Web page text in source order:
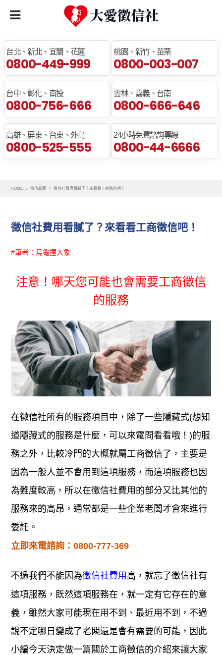
全臺免費諮詢專線
台北、新北、宜蘭、花蓮
0800-449-999
桃園、新竹、苗栗
0800-003-007
台中、彰化、南投
0800-756-666
雲林、嘉義、台南
0800-666-646
高雄、屏東、台東、外島
0800-525-555
24小時免費諮詢專線
0800-44-6666
HOME 徵信新聞 徵信社費用看膩了？來看看工商徵信吧！
徵信社費用看膩了？來看看工商徵信吧！
#筆者：烏龜撞大象
注意！哪天您可能也會需要工商徵信
的服務
在徵信社所有的服務項目中，除了一些隱藏式(想知
道隱藏式的服務是什麼，可以來電問看看哦！)的服
務之外，比較冷門的大概就屬工商徵信了，主要是
因為一般人並不會用到這項服務，而這項服務也因
為難度較高，所以在徵信社費用的部分又比其他的
服務來的高昂，通常都是一些企業老闆才會來進行
委託。
立即來電諮詢：0800-777-369
不過我們不能因為徵信社費用 高，就忘了徵信社有
這項服務，既然這項服務在，就一定有它存在的意
義，雖然大家可能現在用不到、最近用不到，不過
說不定哪日變成了老闆還是會有需要的可能，因此
小編今天決定做一篇關於工商徵信的介紹來讓大家